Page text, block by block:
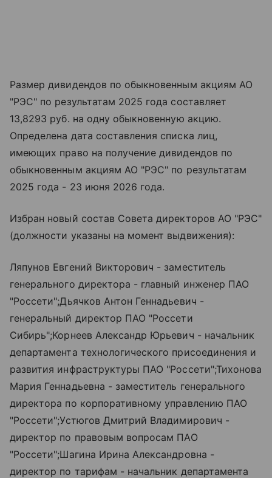
Размер дивидендов по обыкновенным акциям АО
"РЭС" по результатам 2025 года составляет
13,8293 руб. на одну обыкновенную акцию.
Определена дата составления списка лиц,
имеющих право на получение дивидендов по
обыкновенным акциям АО "РЭС" по результатам
2025 года - 23 июня 2026 года.
Избран новый состав Совета директоров АО "РЭС"
(должности указаны на момент выдвижения):
Ляпунов Евгений Викторович - заместитель
генерального директора - главный инженер ПАО
"Россети";Дьячков Антон Геннадьевич -
генеральный директор ПАО "Россети
Сибирь";Корнеев Александр Юрьевич - начальник
департамента технологического присоединения и
развития инфраструктуры ПАО "Россети";Тихонова
Мария Геннадьевна - заместитель генерального
директора по корпоративному управлению ПАО
"Россети";Устюгов Дмитрий Владимирович -
директор по правовым вопросам ПАО
"Россети";Шагина Ирина Александровна -
директор по тарифам - начальник департамента